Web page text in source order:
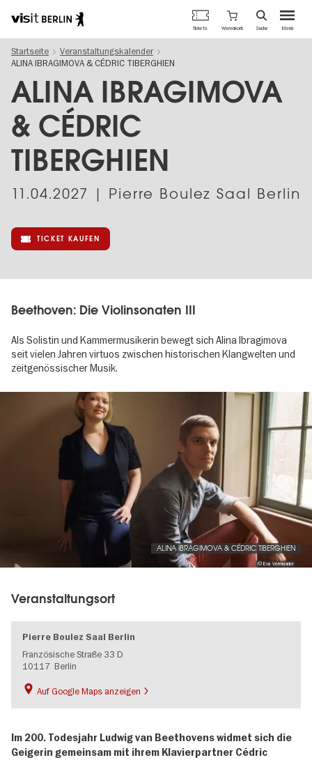
zum
Inhalt
Berlins
offizielles
Tourismusportal
Menü
Tickets Warenkorb Suche
Startseite
Veranstaltungskalender
ALINA IBRAGIMOVA & CÉDRIC TIBERGHIEN
ALINA IBRAGIMOVA
& CÉDRIC
TIBERGHIEN
11.04.2027 | Pierre Boulez Saal Berlin
TICKET KAUFEN
Beethoven: Die Violinsonaten III
Als Solistin und Kammermusikerin bewegt sich Alina Ibragimova
seit vielen Jahren virtuos zwischen historischen Klangwelten und
zeitgenössischer Musik.
© Eva Vermandel
ALINA IBRAGIMOVA & CÉDRIC TIBERGHIEN
Veranstaltungsort
Pierre Boulez Saal Berlin
Französische Straße 33 D
10117 Berlin
Auf Google Maps anzeigen
Im 200. Todesjahr Ludwig van Beethovens widmet sich die
Geigerin gemeinsam mit ihrem Klavierpartner Cédric